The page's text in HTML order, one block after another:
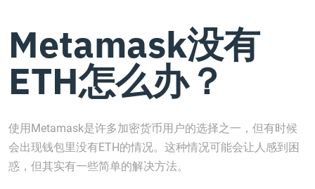
Metamask没有
ETH怎么办？
使用Metamask是许多加密货币用户的选择之一，但有时候
会出现钱包里没有ETH的情况。这种情况可能会让人感到困
惑，但其实有一些简单的解决方法。